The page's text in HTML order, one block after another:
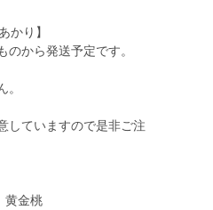
かり】
から発送予定です。
していますので是非ご注
黄金桃